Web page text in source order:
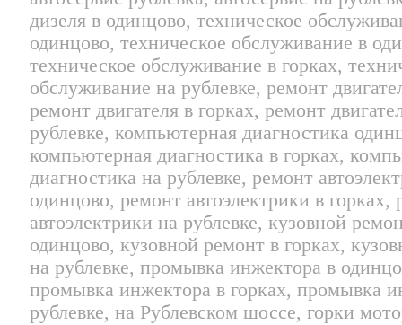
дизеля в одинцово, техническое
одинцово, техническое обслуживание в
техническое обслуживание в горках,
обслуживание на рублевке, ремонт
ремонт двигателя в горках, ремонт
рублевке, компьютерная диагностика
компьютерная диагностика в горках,
диагностика на рублевке, ремонт
одинцово, ремонт автоэлектрики в горках,
автоэлектрики на рублевке, кузовной
одинцово, кузовной ремонт в горках,
на рублевке, промывка инжектора в
промывка инжектора в горках, промывка
рублевке, на Рублевском шоссе, горки